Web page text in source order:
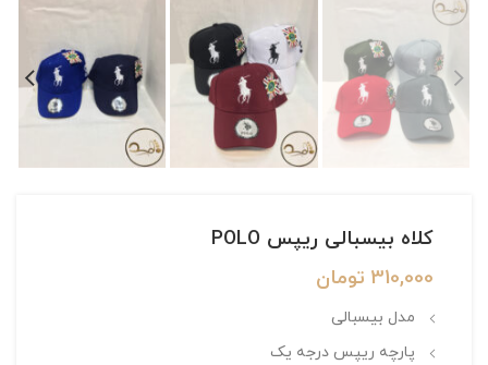
کلاه بیسبالی ریپس POLO
310,000 تومان
مدل بیسبالی
پارچه ریپس درجه یک